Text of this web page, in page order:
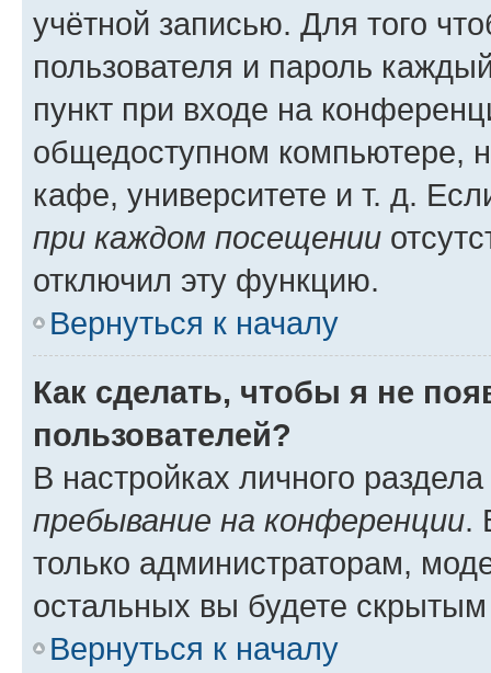
учётной записью. Для того
пользователя и пароль
пункт при входе на
общедоступном компьютере,
кафе, университете и т. д.
при каждом посещении
отключил эту функцию.
Вернуться к началу
Как сделать, чтобы я не
пользователей?
В настройках личного
пребывание на конференции.
только администраторам,
остальных вы будете
Вернуться к началу